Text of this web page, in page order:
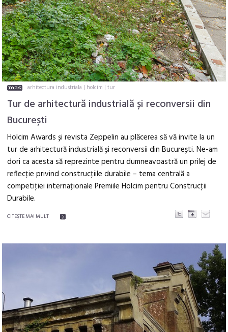
arhitectura industriala | holcim |tur
Tur de arhitectură industrială și reconversii din
București
Holcim Awards și revista Zeppelin au plăcerea să vă invite la un
tur de arhitectură industrială și reconversii din București. Ne-am
dori ca acesta să reprezinte pentru dumneavoastră un prilej de
reflecţie privind construcţiile durabile – tema centrală a
competiţiei internaţionale Premiile Holcim pentru Construcţii
Durabile.
CITEŞTE MAI MULT